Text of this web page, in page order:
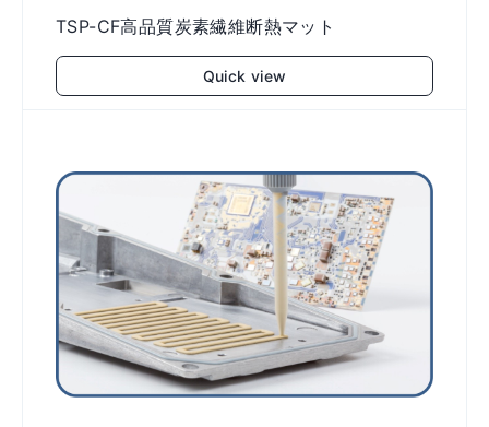
TSP-CF高品質炭素繊維断熱マット
Quick view